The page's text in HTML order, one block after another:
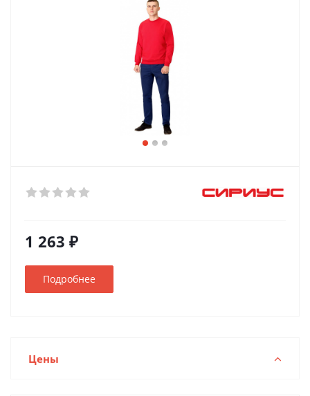
1 263 ₽
Подробнее
Цены